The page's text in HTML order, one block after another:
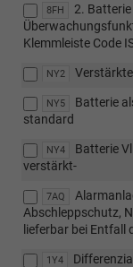
8FH
2.
Klemmleiste Code
NY2
NY5
Batterie
standard
NY4
Batterie
verstärkt-
7AQ
Abschleppschutz,
lieferbar bei Entfall
1Y4